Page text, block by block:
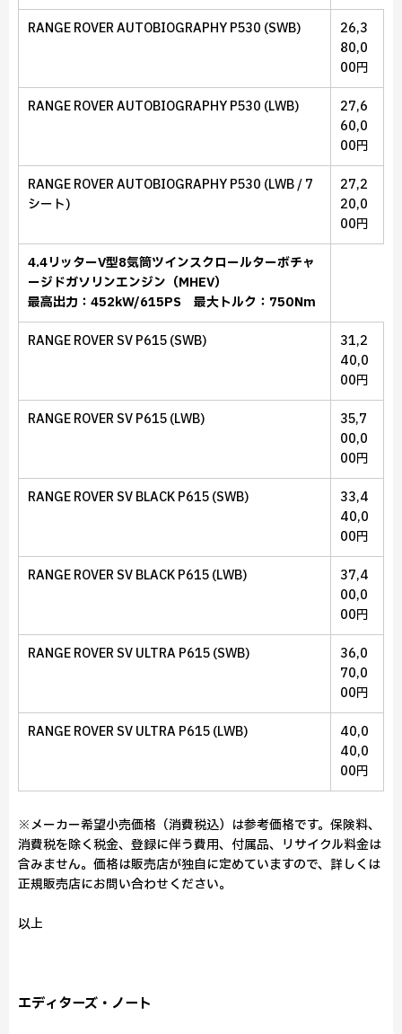
RANGE ROVER AUTOBIOGRAPHY P530 (SWB)
26,3
80,0
00円
RANGE ROVER AUTOBIOGRAPHY P530 (LWB)
27,6
60,0
00円
RANGE ROVER AUTOBIOGRAPHY P530 (LWB / 7
シート)
27,2
20,0
00円
4.4リッターV型8気筒ツインスクロールターボチャ
ージドガソリンエンジン（MHEV）
最高出力：452kW/615PS 最大トルク：750Nm
RANGE ROVER SV P615 (SWB)
31,2
40,0
00円
RANGE ROVER SV P615 (LWB)
35,7
00,0
00円
RANGE ROVER SV BLACK P615 (SWB)
33,4
40,0
00円
RANGE ROVER SV BLACK P615 (LWB)
37,4
00,0
00円
RANGE ROVER SV ULTRA P615 (SWB)
36,0
70,0
00円
RANGE ROVER SV ULTRA P615 (LWB)
40,0
40,0
00円
※メーカー希望小売価格（消費税込）は参考価格です。保険料、
消費税を除く税金、登録に伴う費用、付属品、リサイクル料金は
含みません。価格は販売店が独自に定めていますので、詳しくは
正規販売店にお問い合わせください。
以上
エディターズ・ノート